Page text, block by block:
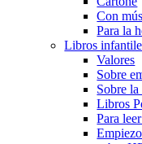
Con
Para la
Libros
Valores
Sobre
Sobre
Libros
Para